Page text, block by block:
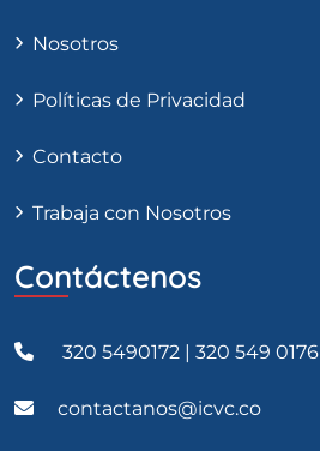
Nosotros
Políticas de Privacidad
Contacto
Trabaja con Nosotros
Contáctenos
320 5490172 | 320 549 0176
contactanos@icvc.co